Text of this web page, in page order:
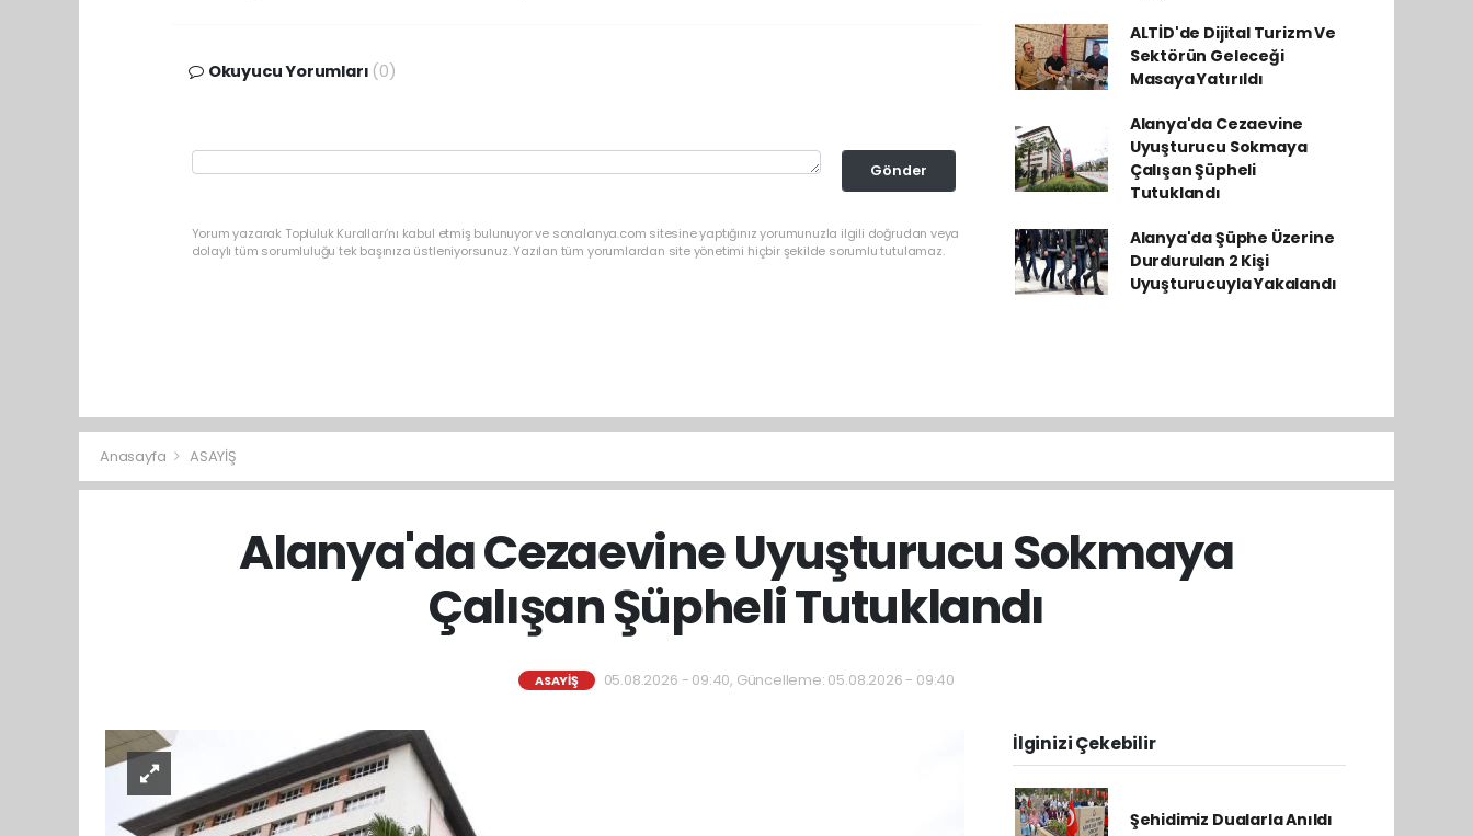
Okuyucu Yorumları (0)
Gönder
Yorum yazarak Topluluk Kuralları’nı kabul etmiş bulunuyor ve sonalanya.com sitesine yaptığınız yorumunuzla ilgili doğrudan veya
dolaylı tüm sorumluluğu tek başınıza üstleniyorsunuz. Yazılan tüm yorumlardan site yönetimi hiçbir şekilde sorumlu tutulamaz.
ALTİD'de Dijital Turizm Ve
Sektörün Geleceği
Masaya Yatırıldı
Alanya'da Cezaevine
Uyuşturucu Sokmaya
Çalışan Şüpheli
Tutuklandı
Alanya'da Şüphe Üzerine
Durdurulan 2 Kişi
Uyuşturucuyla Yakalandı
Anasayfa ASAYİŞ
Alanya'da Cezaevine Uyuşturucu Sokmaya
Çalışan Şüpheli Tutuklandı
ASAYİŞ 05.08.2026 - 09:40, Güncelleme: 05.08.2026 - 09:40
İlginizi Çekebilir
Şehidimiz Dualarla Anıldı